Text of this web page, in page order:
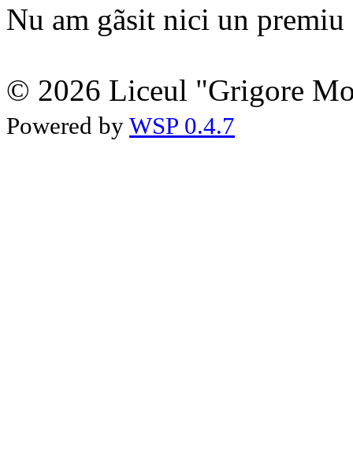
Nu am gãsit nici un premiu
© 2026 Liceul "Grigore
Powered by WSP 0.4.7